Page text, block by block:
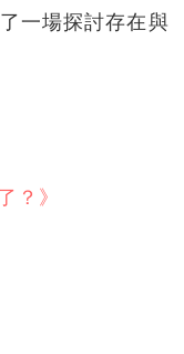
一場探討存在與
？》